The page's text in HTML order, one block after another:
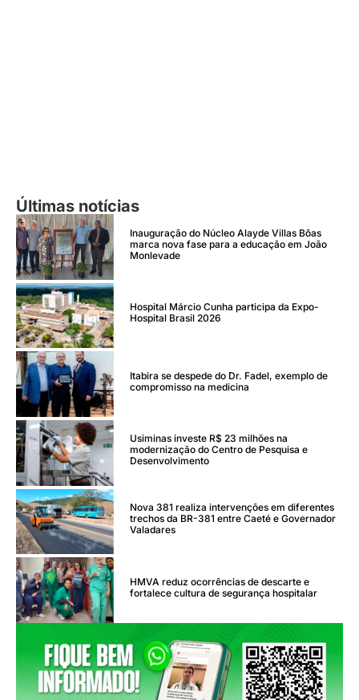
Últimas notícias
Inauguração do Núcleo Alayde Villas Bôas
marca nova fase para a educação em João
Monlevade
Hospital Márcio Cunha participa da Expo-
Hospital Brasil 2026
Itabira se despede do Dr. Fadel, exemplo de
compromisso na medicina
Usiminas investe R$ 23 milhões na
modernização do Centro de Pesquisa e
Desenvolvimento
Nova 381 realiza intervenções em diferentes
trechos da BR-381 entre Caeté e Governador
Valadares
HMVA reduz ocorrências de descarte e
fortalece cultura de segurança hospitalar